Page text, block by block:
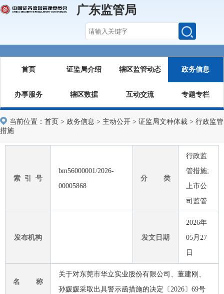
广东监管局
首页 证监局介绍 辖区监管动态 政务信息
办事服务 辖区数据 互动交流 专题专栏
当前位置： 首页 > 政务信息 > 主动公开 > 证监局文种体裁 > 行政监管
措施
索 引 号
bm56000001/2026-
00005868
分 类
行政监
管措施;
上市公
司监管
发布机构 发文日期
2026年
05月27
日
名 称
关于对东莞市华立实业股份有限公司、董建刚、
孙媛媛采取出具警示函措施的决定〔2026〕69号